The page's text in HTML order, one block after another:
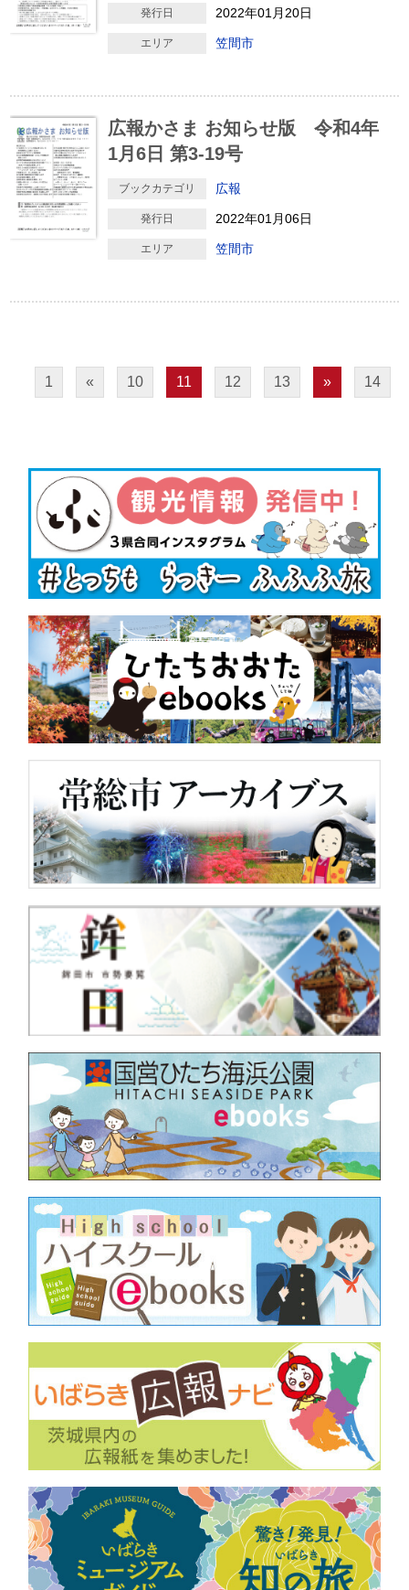
発行日 2022年01月20日
エリア 笠間市
広報かさま お知らせ版 令和4年
1月6日 第3-19号
ブックカテゴリ 広報
発行日 2022年01月06日
エリア 笠間市
1 « 10 11 12 13 » 14